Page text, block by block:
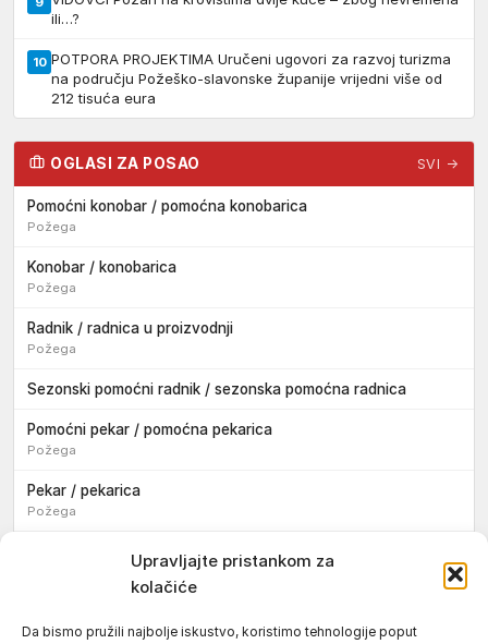
Upravljajte pristankom za
kolačiće
Da bismo pružili najbolje iskustvo, koristimo tehnologije poput
ili…?
10 POTPORA PROJEKTIMA Uručeni ugovori za razvoj turizma
na području Požeško-slavonske županije vrijedni više od
212 tisuća eura
OGLASI ZA POSAO SVI →
Pomoćni konobar / pomoćna konobarica
Požega
Konobar / konobarica
Požega
Radnik / radnica u proizvodnji
Požega
Sezonski pomoćni radnik / sezonska pomoćna radnica
Pomoćni pekar / pomoćna pekarica
Požega
Pekar / pekarica
Požega
Konobar / konobarica